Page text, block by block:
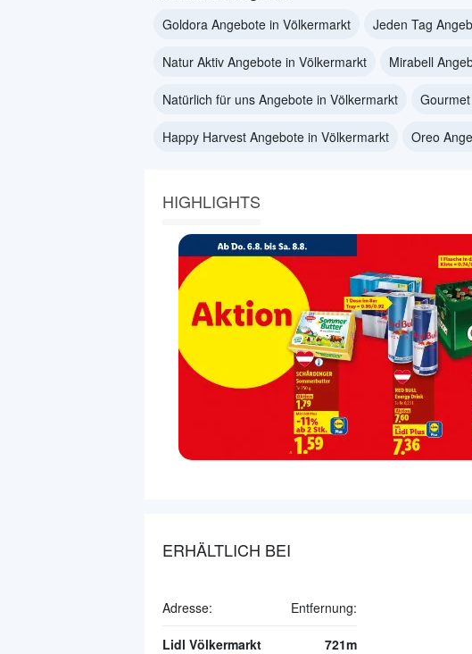
Goldora Angebote in Völkermarkt
Jeden Tag
Natur Aktiv Angebote in Völkermarkt Mirabell
Natürlich für uns Angebote in Völkermarkt
Happy Harvest Angebote in Völkermarkt Oreo
HIGHLIGHTS
ERHÄLTLICH BEI
Adresse: Entfernung:
Lidl Völkermarkt 721m